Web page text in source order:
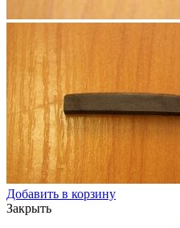
Добавить в корзину
Закрыть